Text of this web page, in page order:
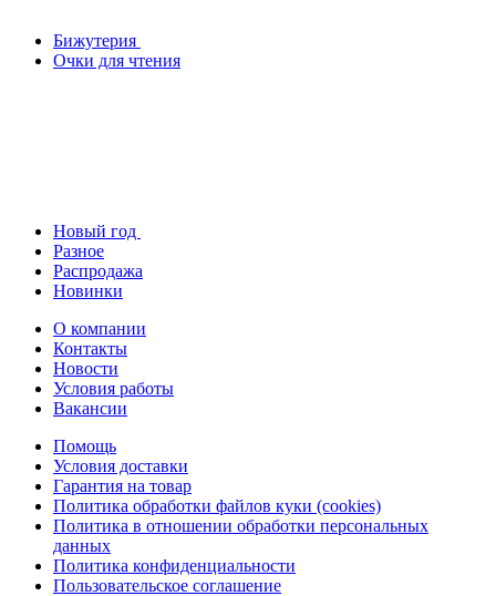
Бижутерия
Очки для чтения
Новый год
Разное
Распродажа
Новинки
О компании
Контакты
Новости
Условия работы
Вакансии
Помощь
Условия доставки
Гарантия на товар
Политика обработки файлов куки (cookies)
Политика в отношении обработки персональных
данных
Политика конфиденциальности
Пользовательское соглашение